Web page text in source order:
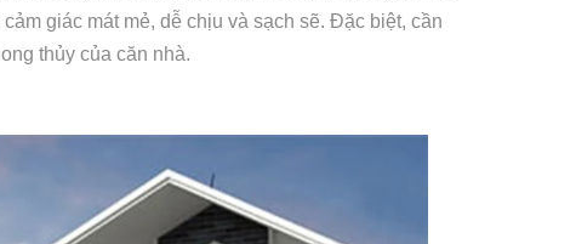
giác mát mẻ, dễ chịu và sạch sẽ. Đặc biệt, cần
thủy của căn nhà.